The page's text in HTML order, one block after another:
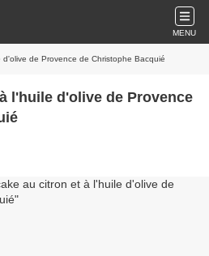
MENU
de Provence de Christophe Bacquié
l'huile d'olive de Provence